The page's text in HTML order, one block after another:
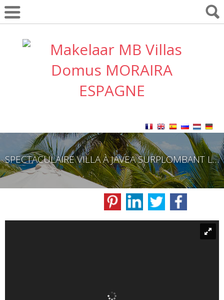
SPECTACULAIRE VILLA À JAVEA SURPLOMBANT LA MER.